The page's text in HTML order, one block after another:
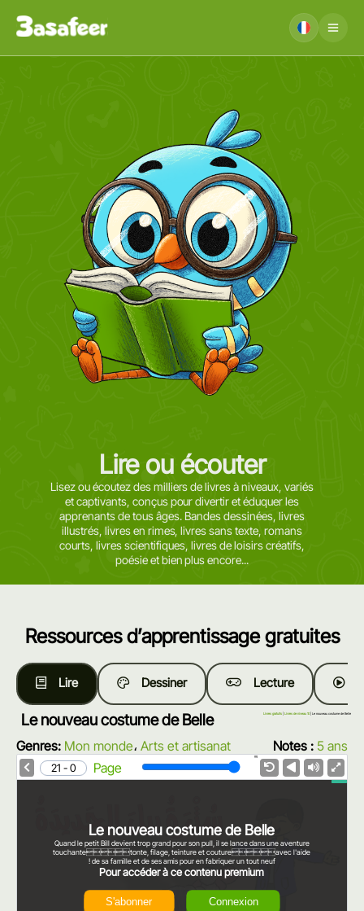
Lire ou écouter
Lisez ou écoutez des milliers de livres à niveaux, variés
et captivants, conçus pour divertir et éduquer les
apprenants de tous âges. Bandes dessinées, livres
illustrés, livres en rimes, livres sans texte, romans
courts, livres scientifiques, livres de loisirs créatifs,
poésie et bien plus encore...
Ressources d’apprentissage gratuites
Lire Dessiner Lecture
Le nouveau costume de Belle Livres gratuits Livres de niveau 10| Le nouveau costume de Belle
Genres: Mon monde، Arts et artisanat Notes : 5 ans
1.0X
Page
0 - 21
Le nouveau costume de Belle
Quand le petit Bill devient trop grand pour son pull, il se lance dans une aventure
touchantetonte, filage, teinture et coutureavec l'aide
de sa famille et de ses amis pour en fabriquer un tout neuf !
Pour accéder à ce contenu premium
Connexion
S'abonner